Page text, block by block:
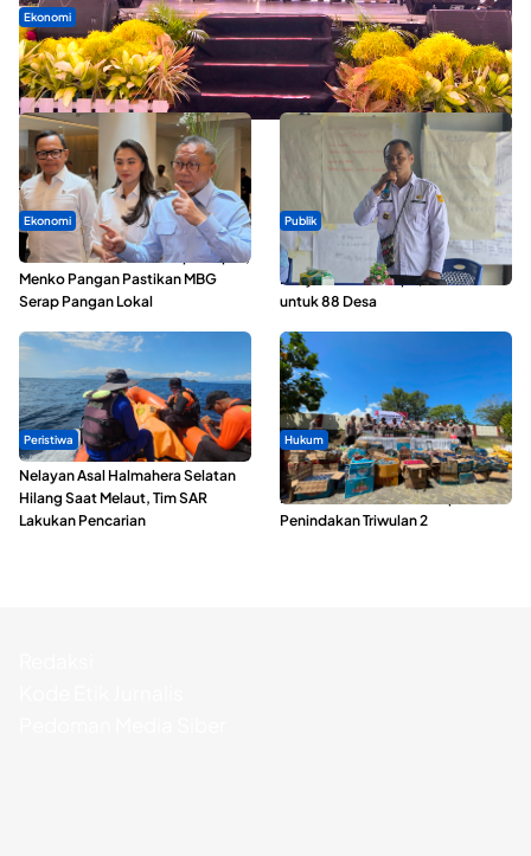
Ekonomi
Seminar di Ternate, Mendes Perkuat Sinergi Percepatan
Kopdes Merah Putih
Ekonomi
SPPG di Maluku Utara Dipercepat,
Menko Pangan Pastikan MBG
Serap Pangan Lokal
Publik
ABDESI Morotai Apresiasi
Penyaluran ADD Rp3,13 Miliar
untuk 88 Desa
Peristiwa
Nelayan Asal Halmahera Selatan
Hilang Saat Melaut, Tim SAR
Lakukan Pencarian
Hukum
Polda Maluku Utara Musnahkan
Ribuan Liter Miras Hasil Operasi
Penindakan Triwulan 2